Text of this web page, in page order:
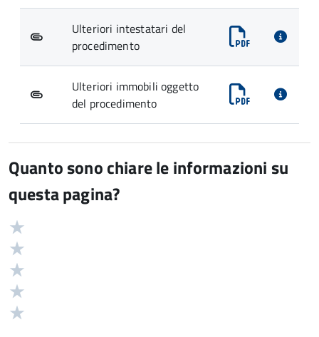
Ulteriori intestatari del
procedimento
Ulteriori immobili oggetto
del procedimento
Quanto sono chiare le informazioni su
questa pagina?
Valutazione